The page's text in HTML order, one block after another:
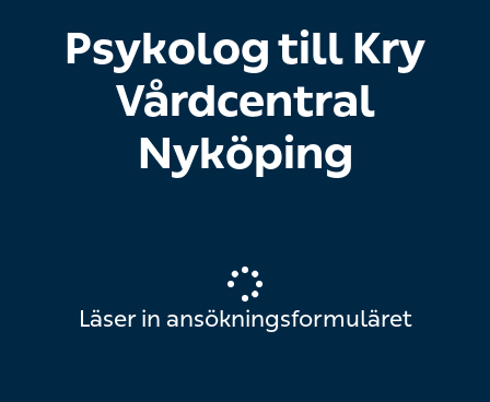
Psykolog till Kry
Vårdcentral
Nyköping
Läser in ansökningsformuläret